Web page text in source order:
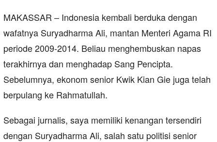
MAKASSAR – Indonesia kembali berduka dengan
wafatnya Suryadharma Ali, mantan Menteri Agama RI
periode 2009-2014. Beliau menghembuskan napas
terakhirnya dan menghadap Sang Pencipta.
Sebelumnya, ekonom senior Kwik Kian Gie juga telah
berpulang ke Rahmatullah.
Sebagai jurnalis, saya memiliki kenangan tersendiri
dengan Suryadharma Ali, salah satu politisi senior